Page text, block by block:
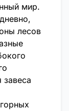
мир.
лесов